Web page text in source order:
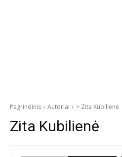
Pagrindinis Autoriai > Zita Kubilienė
Zita Kubilienė